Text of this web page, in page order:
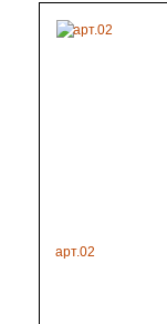
арт.02